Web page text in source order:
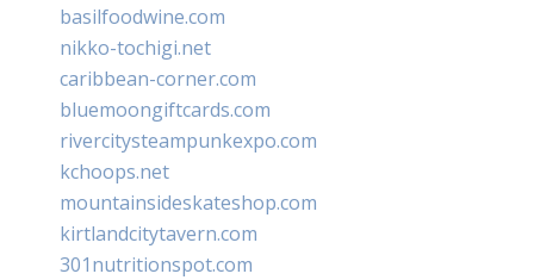
basilfoodwine.com
nikko-tochigi.net
caribbean-corner.com
bluemoongiftcards.com
rivercitysteampunkexpo.com
kchoops.net
mountainsideskateshop.com
kirtlandcitytavern.com
301nutritionspot.com